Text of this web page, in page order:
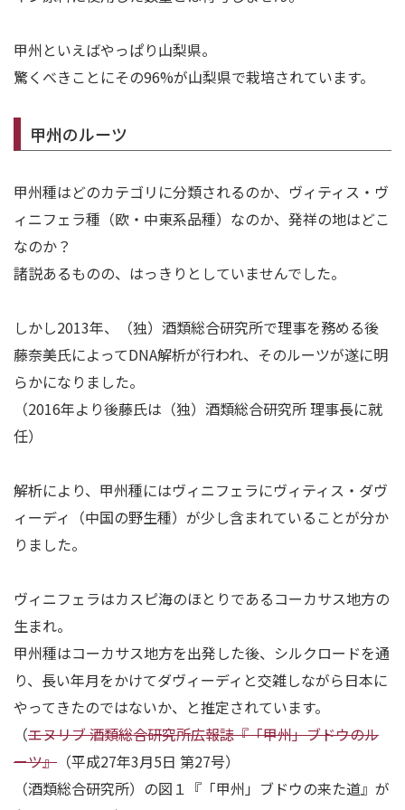
甲州といえばやっぱり山梨県。
驚くべきことにその96%が山梨県で栽培されています。
甲州のルーツ
甲州種はどのカテゴリに分類されるのか、ヴィティス・ヴ
ィニフェラ種（欧・中東系品種）なのか、発祥の地はどこ
なのか？
諸説あるものの、はっきりとしていませんでした。
しかし2013年、（独）酒類総合研究所で理事を務める後
藤奈美氏によってDNA解析が行われ、そのルーツが遂に明
らかになりました。
（2016年より後藤氏は（独）酒類総合研究所 理事長に就
任）
解析により、甲州種にはヴィニフェラにヴィティス・ダヴ
ィーディ（中国の野生種）が少し含まれていることが分か
りました。
ヴィニフェラはカスピ海のほとりであるコーカサス地方の
生まれ。
甲州種はコーカサス地方を出発した後、シルクロードを通
り、長い年月をかけてダヴィーディと交雑しながら日本に
やってきたのではないか、と推定されています。
（エヌリブ 酒類総合研究所広報誌『「甲州」ブドウのル
ーツ』 （平成27年3月5日 第27号）
（酒類総合研究所）の図１『「甲州」ブドウの来た道』が